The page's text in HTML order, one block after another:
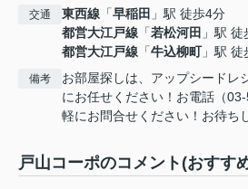
交通 東西線 「早稲田 」駅 徒歩4分
都営大江戸線 「若松河田 」駅
都営大江戸線 「牛込柳町」駅 徒
備考
お部屋探しは、アップシードレ
にお任せください！お電話（
軽にお問合せください！お待ち
戸山コーポのコメント(おすす